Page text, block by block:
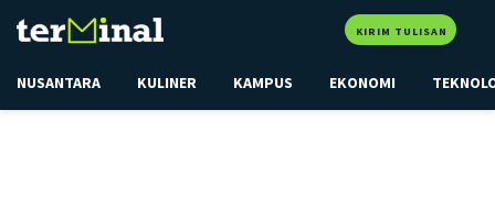
KIRIM TULISAN
NUSANTARA KULINER KAMPUS EKONOMI